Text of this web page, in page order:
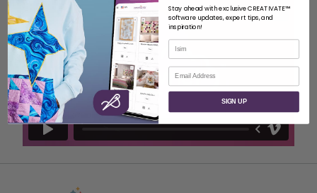
Stay ahead with exclusive CREATIVATE™
software updates, expert tips, and
inspiration!
İsim
E-posta
SIGN UP